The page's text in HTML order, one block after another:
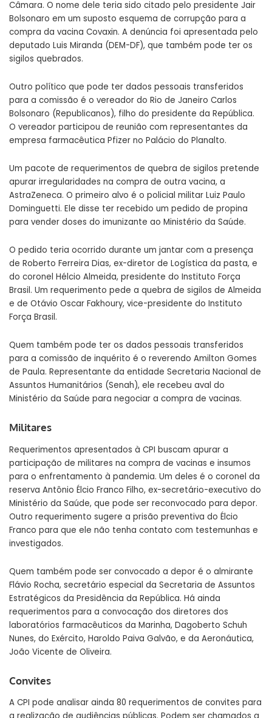
Câmara. O nome dele teria sido citado pelo presidente Jair
Bolsonaro em um suposto esquema de corrupção para a
compra da vacina Covaxin. A denúncia foi apresentada pelo
deputado Luis Miranda (DEM-DF), que também pode ter os
sigilos quebrados.
Outro político que pode ter dados pessoais transferidos
para a comissão é o vereador do Rio de Janeiro Carlos
Bolsonaro (Republicanos), filho do presidente da República.
O vereador participou de reunião com representantes da
empresa farmacêutica Pfizer no Palácio do Planalto.
Um pacote de requerimentos de quebra de sigilos pretende
apurar irregularidades na compra de outra vacina, a
AstraZeneca. O primeiro alvo é o policial militar Luiz Paulo
Dominguetti. Ele disse ter recebido um pedido de propina
para vender doses do imunizante ao Ministério da Saúde.
O pedido teria ocorrido durante um jantar com a presença
de Roberto Ferreira Dias, ex-diretor de Logística da pasta, e
do coronel Hélcio Almeida, presidente do Instituto Força
Brasil. Um requerimento pede a quebra de sigilos de Almeida
e de Otávio Oscar Fakhoury, vice-presidente do Instituto
Força Brasil.
Quem também pode ter os dados pessoais transferidos
para a comissão de inquérito é o reverendo Amilton Gomes
de Paula. Representante da entidade Secretaria Nacional de
Assuntos Humanitários (Senah), ele recebeu aval do
Ministério da Saúde para negociar a compra de vacinas.
Militares
Requerimentos apresentados à CPI buscam apurar a
participação de militares na compra de vacinas e insumos
para o enfrentamento à pandemia. Um deles é o coronel da
reserva Antônio Élcio Franco Filho, ex-secretário-executivo do
Ministério da Saúde, que pode ser reconvocado para depor.
Outro requerimento sugere a prisão preventiva do Élcio
Franco para que ele não tenha contato com testemunhas e
investigados.
Quem também pode ser convocado a depor é o almirante
Flávio Rocha, secretário especial da Secretaria de Assuntos
Estratégicos da Presidência da República. Há ainda
requerimentos para a convocação dos diretores dos
laboratórios farmacêuticos da Marinha, Dagoberto Schuh
Nunes, do Exército, Haroldo Paiva Galvão, e da Aeronáutica,
João Vicente de Oliveira.
Convites
A CPI pode analisar ainda 80 requerimentos de convites para